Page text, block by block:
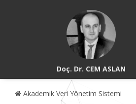
Doç. Dr. CEM ASLAN
Akademik Veri Yönetim Sistemi